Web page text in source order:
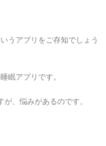
うアプリをご存知でしょう
眠アプリです。
、悩みがあるのです。